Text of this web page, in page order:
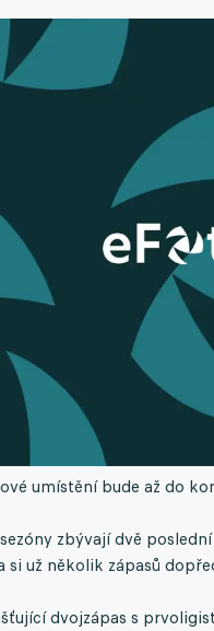
umístění bude až do
zbývají dvě
už několik zápasů
dvojzápas s